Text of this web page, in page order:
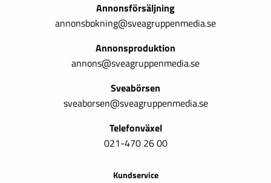
Annonsförsäljning
annonsbokning@sveagruppenmedia.se
Annonsproduktion
annons@sveagruppenmedia.se
Sveabörsen
sveaborsen@sveagruppenmedia.se
Telefonväxel
021-470 26 00
Kundservice